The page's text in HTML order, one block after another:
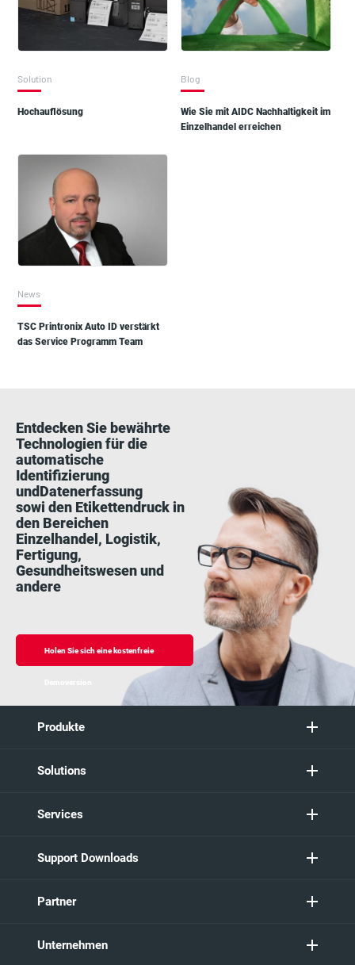
Solution
Hochauflösung
Blog
Wie Sie mit AIDC Nachhaltigkeit im
Einzelhandel erreichen
News
TSC Printronix Auto ID verstärkt
das Service Programm Team
Entdecken Sie bewährte
Technologien für die
automatische
Identifizierung
undDatenerfassung
sowi den Etikettendruck in
den Bereichen
Einzelhandel, Logistik,
Fertigung,
Gesundheitswesen und
andere
Holen Sie sich eine kostenfreie
Produkte
Solutions
Services
Support Downloads
Partner
Unternehmen